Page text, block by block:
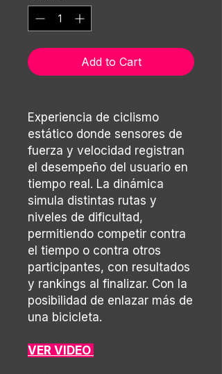
Add to Cart
Experiencia de ciclismo
estático donde sensores de
fuerza y velocidad registran
el desempeño del usuario en
tiempo real. La dinámica
simula distintas rutas y
niveles de dificultad,
permitiendo competir contra
el tiempo o contra otros
participantes, con resultados
y rankings al finalizar. Con la
posibilidad de enlazar más de
una bicicleta.
VER VIDEO